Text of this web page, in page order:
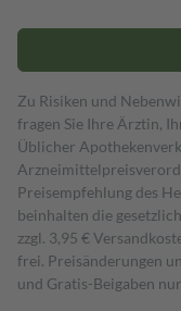
Zu Risiken und
fragen Sie Ihre Ärztin,
Üblicher
Preisempfehlung des
beinhalten die
zzgl. 3,95 €
frei. Preisänderungen
und Gratis-Beigaben